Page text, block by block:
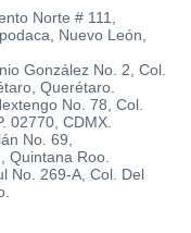
Norte # 111,
Nuevo León,
González No. 2, Col.
Querétaro.
No. 78, Col.
02770, CDMX.
No. 69,
Quintana Roo.
No. 269-A, Col. Del